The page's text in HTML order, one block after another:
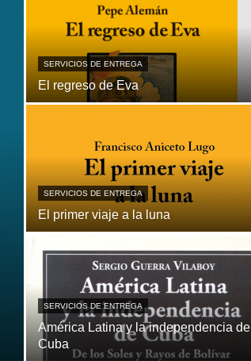
SERVICIOS DE ENTREGA
El regreso de Eva
SERVICIOS DE ENTREGA
El primer viaje a la luna
SERVICIOS DE ENTREGA
América Latina y la independencia de
Cuba